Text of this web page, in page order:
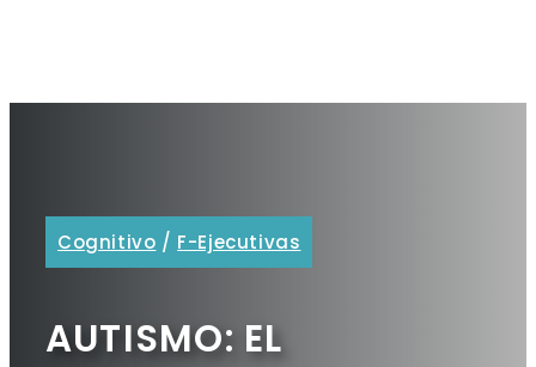
Cognitivo / F-Ejecutivas
AUTISMO: EL